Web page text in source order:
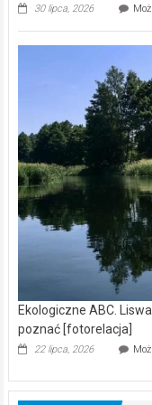
30 lipca, 2026
Ekologiczne ABC.
poznać [fotorelacja]
22 lipca, 2026